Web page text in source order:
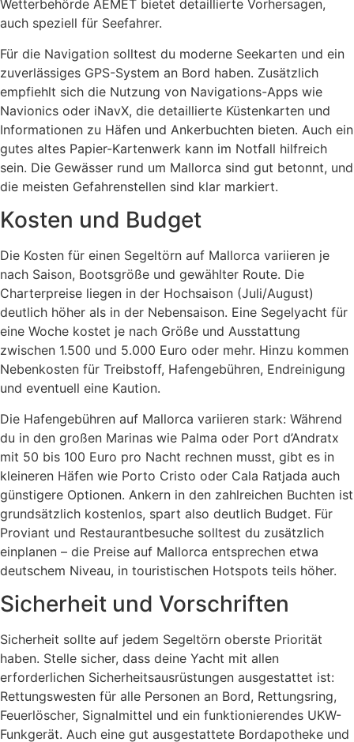
Wetterbehörde AEMET bietet detaillierte Vorhersagen,
auch speziell für Seefahrer.
Für die Navigation solltest du moderne Seekarten und ein
zuverlässiges GPS-System an Bord haben. Zusätzlich
empfiehlt sich die Nutzung von Navigations-Apps wie
Navionics oder iNavX, die detaillierte Küstenkarten und
Informationen zu Häfen und Ankerbuchten bieten. Auch ein
gutes altes Papier-Kartenwerk kann im Notfall hilfreich
sein. Die Gewässer rund um Mallorca sind gut betonnt, und
die meisten Gefahrenstellen sind klar markiert.
Kosten und Budget
Die Kosten für einen Segeltörn auf Mallorca variieren je
nach Saison, Bootsgröße und gewählter Route. Die
Charterpreise liegen in der Hochsaison (Juli/August)
deutlich höher als in der Nebensaison. Eine Segelyacht für
eine Woche kostet je nach Größe und Ausstattung
zwischen 1.500 und 5.000 Euro oder mehr. Hinzu kommen
Nebenkosten für Treibstoff, Hafengebühren, Endreinigung
und eventuell eine Kaution.
Die Hafengebühren auf Mallorca variieren stark: Während
du in den großen Marinas wie Palma oder Port d’Andratx
mit 50 bis 100 Euro pro Nacht rechnen musst, gibt es in
kleineren Häfen wie Porto Cristo oder Cala Ratjada auch
günstigere Optionen. Ankern in den zahlreichen Buchten ist
grundsätzlich kostenlos, spart also deutlich Budget. Für
Proviant und Restaurantbesuche solltest du zusätzlich
einplanen – die Preise auf Mallorca entsprechen etwa
deutschem Niveau, in touristischen Hotspots teils höher.
Sicherheit und Vorschriften
Sicherheit sollte auf jedem Segeltörn oberste Priorität
haben. Stelle sicher, dass deine Yacht mit allen
erforderlichen Sicherheitsausrüstungen ausgestattet ist:
Rettungswesten für alle Personen an Bord, Rettungsring,
Feuerlöscher, Signalmittel und ein funktionierendes UKW-
Funkgerät. Auch eine gut ausgestattete Bordapotheke und